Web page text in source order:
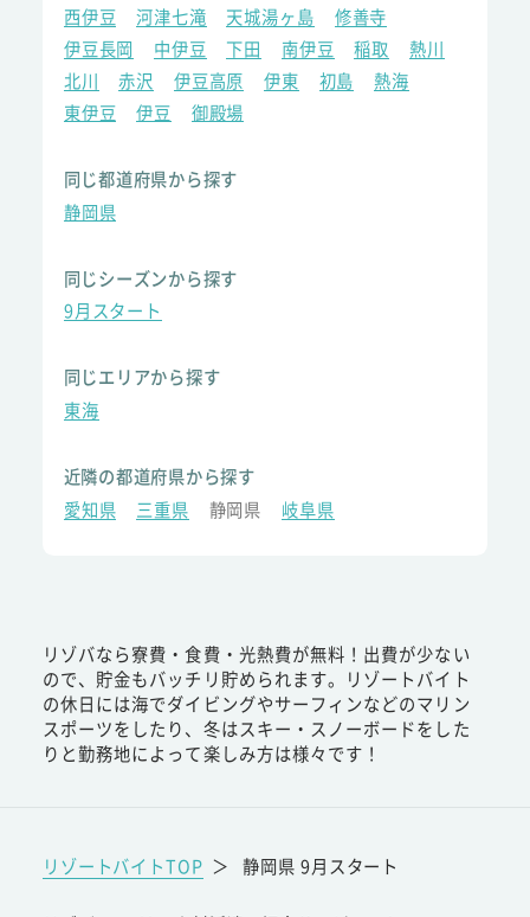
西伊豆
河津七滝 天城湯ヶ島
修善寺
伊豆長岡
中伊豆 下田 南伊豆 稲取
熱川
北川
赤沢 伊豆高原 伊東 初島
熱海
東伊豆
伊豆 御殿場
同じ都道府県から探す
静岡県
同じシーズンから探す
9月スタート
同じエリアから探す
東海
近隣の都道府県から探す
愛知県
三重県 静岡県 岐阜県
リゾバなら寮費・食費・光熱費が無料！出費が少ない
ので、貯金もバッチリ貯められます。リゾートバイト
の休日には海でダイビングやサーフィンなどのマリン
スポーツをしたり、冬はスキー・スノーボードをした
りと勤務地によって楽しみ方は様々です！
リゾートバイトTOP ＞ 静岡県 9月スタート